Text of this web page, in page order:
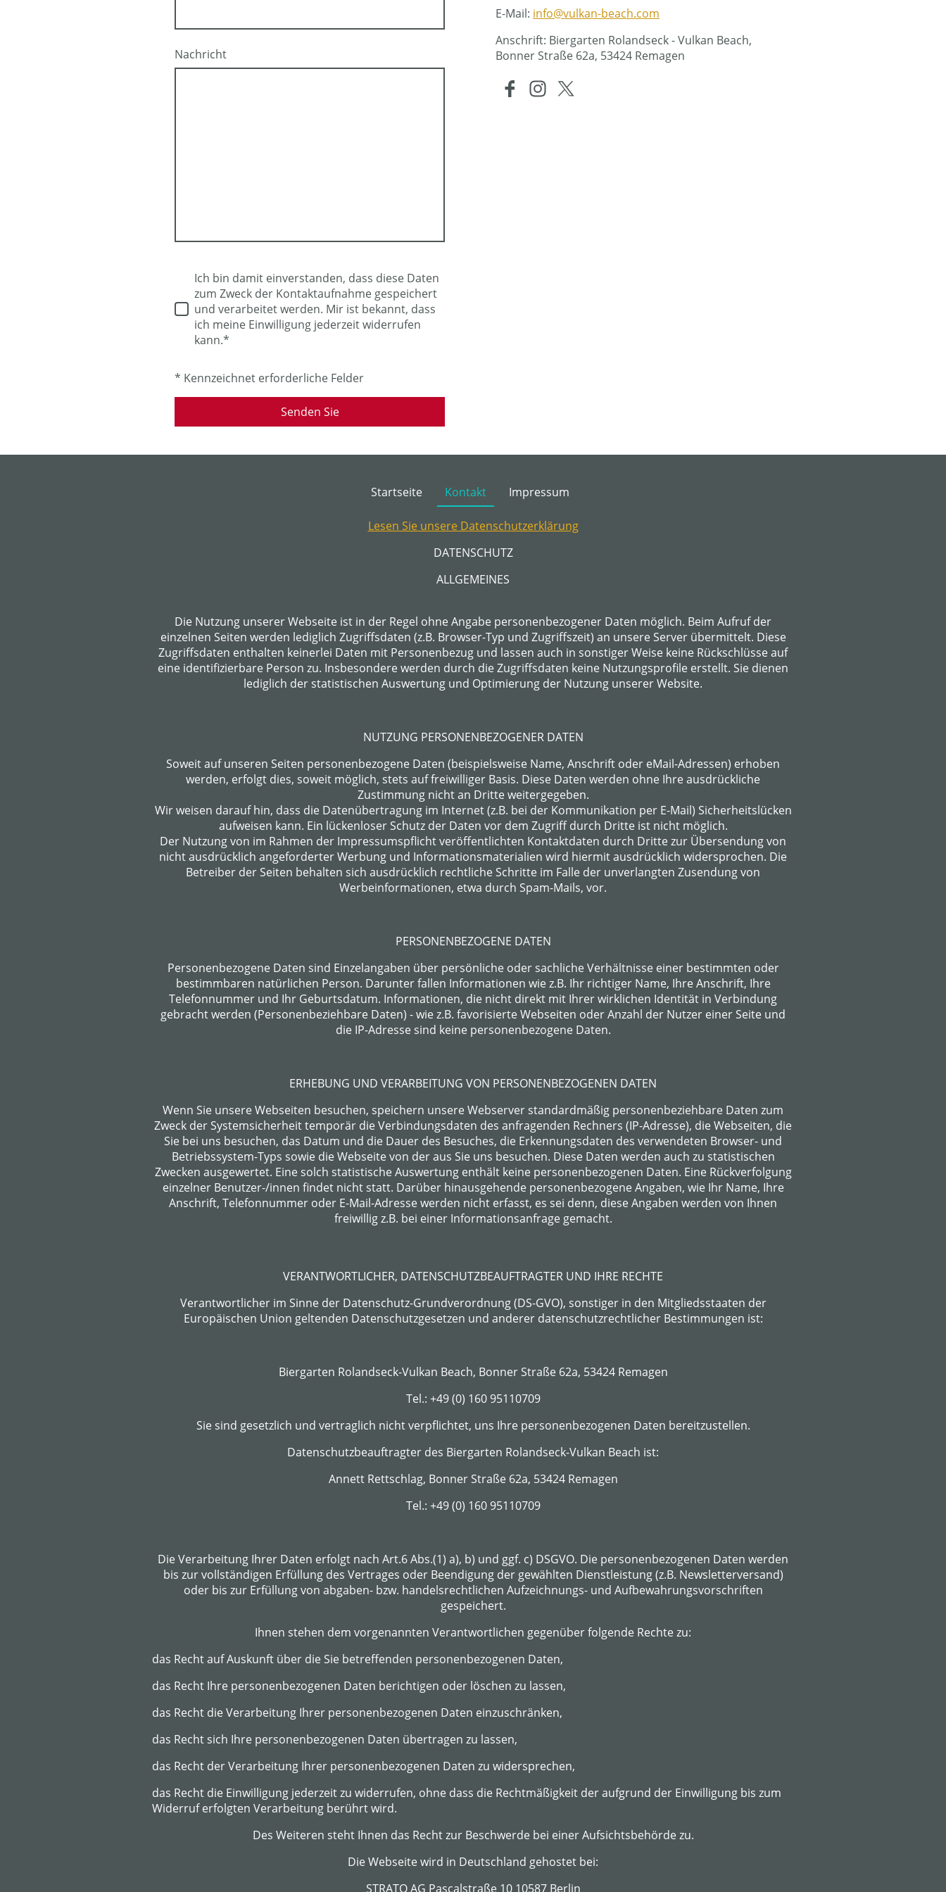
Nachricht
Ich bin damit einverstanden, dass diese Daten
zum Zweck der Kontaktaufnahme gespeichert
und verarbeitet werden. Mir ist bekannt, dass
ich meine Einwilligung jederzeit widerrufen
kann.*
* Kennzeichnet erforderliche Felder
Senden Sie
E-Mail: info@vulkan-beach.com
Anschrift: Biergarten Rolandseck - Vulkan Beach,
Bonner Straße 62a, 53424 Remagen
Startseite Kontakt Impressum
Lesen Sie unsere Datenschutzerklärung
DATENSCHUTZ
ALLGEMEINES
Die Nutzung unserer Webseite ist in der Regel ohne Angabe personenbezogener Daten möglich. Beim Aufruf der
einzelnen Seiten werden lediglich Zugriffsdaten (z.B. Browser-Typ und Zugriffszeit) an unsere Server übermittelt. Diese
Zugriffsdaten enthalten keinerlei Daten mit Personenbezug und lassen auch in sonstiger Weise keine Rückschlüsse auf
eine identifizierbare Person zu. Insbesondere werden durch die Zugriffsdaten keine Nutzungsprofile erstellt. Sie dienen
lediglich der statistischen Auswertung und Optimierung der Nutzung unserer Website.
NUTZUNG PERSONENBEZOGENER DATEN
Soweit auf unseren Seiten personenbezogene Daten (beispielsweise Name, Anschrift oder eMail-Adressen) erhoben
werden, erfolgt dies, soweit möglich, stets auf freiwilliger Basis. Diese Daten werden ohne Ihre ausdrückliche
Zustimmung nicht an Dritte weitergegeben.
Wir weisen darauf hin, dass die Datenübertragung im Internet (z.B. bei der Kommunikation per E-Mail) Sicherheitslücken
aufweisen kann. Ein lückenloser Schutz der Daten vor dem Zugriff durch Dritte ist nicht möglich.
Der Nutzung von im Rahmen der Impressumspflicht veröffentlichten Kontaktdaten durch Dritte zur Übersendung von
nicht ausdrücklich angeforderter Werbung und Informationsmaterialien wird hiermit ausdrücklich widersprochen. Die
Betreiber der Seiten behalten sich ausdrücklich rechtliche Schritte im Falle der unverlangten Zusendung von
Werbeinformationen, etwa durch Spam-Mails, vor.
PERSONENBEZOGENE DATEN
Personenbezogene Daten sind Einzelangaben über persönliche oder sachliche Verhältnisse einer bestimmten oder
bestimmbaren natürlichen Person. Darunter fallen Informationen wie z.B. Ihr richtiger Name, Ihre Anschrift, Ihre
Telefonnummer und Ihr Geburtsdatum. Informationen, die nicht direkt mit Ihrer wirklichen Identität in Verbindung
gebracht werden (Personenbeziehbare Daten) - wie z.B. favorisierte Webseiten oder Anzahl der Nutzer einer Seite und
die IP-Adresse sind keine personenbezogene Daten.
ERHEBUNG UND VERARBEITUNG VON PERSONENBEZOGENEN DATEN
Wenn Sie unsere Webseiten besuchen, speichern unsere Webserver standardmäßig personenbeziehbare Daten zum
Zweck der Systemsicherheit temporär die Verbindungsdaten des anfragenden Rechners (IP-Adresse), die Webseiten, die
Sie bei uns besuchen, das Datum und die Dauer des Besuches, die Erkennungsdaten des verwendeten Browser- und
Betriebssystem-Typs sowie die Webseite von der aus Sie uns besuchen. Diese Daten werden auch zu statistischen
Zwecken ausgewertet. Eine solch statistische Auswertung enthält keine personenbezogenen Daten. Eine Rückverfolgung
einzelner Benutzer-/innen findet nicht statt. Darüber hinausgehende personenbezogene Angaben, wie Ihr Name, Ihre
Anschrift, Telefonnummer oder E-Mail-Adresse werden nicht erfasst, es sei denn, diese Angaben werden von Ihnen
freiwillig z.B. bei einer Informationsanfrage gemacht.
VERANTWORTLICHER, DATENSCHUTZBEAUFTRAGTER UND IHRE RECHTE
Verantwortlicher im Sinne der Datenschutz-Grundverordnung (DS-GVO), sonstiger in den Mitgliedsstaaten der
Europäischen Union geltenden Datenschutzgesetzen und anderer datenschutzrechtlicher Bestimmungen ist:
Biergarten Rolandseck-Vulkan Beach, Bonner Straße 62a, 53424 Remagen
Tel.: +49 (0) 160 95110709
Sie sind gesetzlich und vertraglich nicht verpflichtet, uns Ihre personenbezogenen Daten bereitzustellen.
Datenschutzbeauftragter des Biergarten Rolandseck-Vulkan Beach ist:
Annett Rettschlag, Bonner Straße 62a, 53424 Remagen
Tel.: +49 (0) 160 95110709
Die Verarbeitung Ihrer Daten erfolgt nach Art.6 Abs.(1) a), b) und ggf. c) DSGVO. Die personenbezogenen Daten werden
bis zur vollständigen Erfüllung des Vertrages oder Beendigung der gewählten Dienstleistung (z.B. Newsletterversand)
oder bis zur Erfüllung von abgaben- bzw. handelsrechtlichen Aufzeichnungs- und Aufbewahrungsvorschriften
gespeichert.
Ihnen stehen dem vorgenannten Verantwortlichen gegenüber folgende Rechte zu:
das Recht auf Auskunft über die Sie betreffenden personenbezogenen Daten,
das Recht Ihre personenbezogenen Daten berichtigen oder löschen zu lassen,
das Recht die Verarbeitung Ihrer personenbezogenen Daten einzuschränken,
das Recht sich Ihre personenbezogenen Daten übertragen zu lassen,
das Recht der Verarbeitung Ihrer personenbezogenen Daten zu widersprechen,
das Recht die Einwilligung jederzeit zu widerrufen, ohne dass die Rechtmäßigkeit der aufgrund der Einwilligung bis zum
Widerruf erfolgten Verarbeitung berührt wird.
Des Weiteren steht Ihnen das Recht zur Beschwerde bei einer Aufsichtsbehörde zu.
Die Webseite wird in Deutschland gehostet bei:
STRATO AG Pascalstraße 10 10587 Berlin